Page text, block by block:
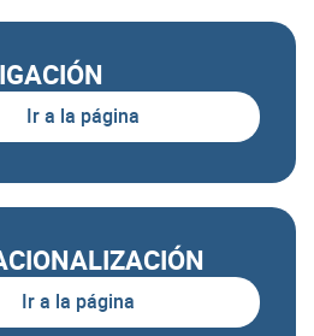
del
de
Ir a la página
Ir a la página